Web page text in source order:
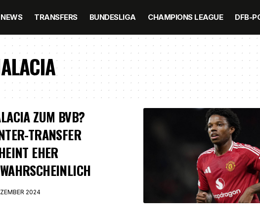
TRANSFERS BUNDESLIGA CHAMPIONS LEAGUE DFB-
ZUM BVB?
TRANSFER
EHER
2024